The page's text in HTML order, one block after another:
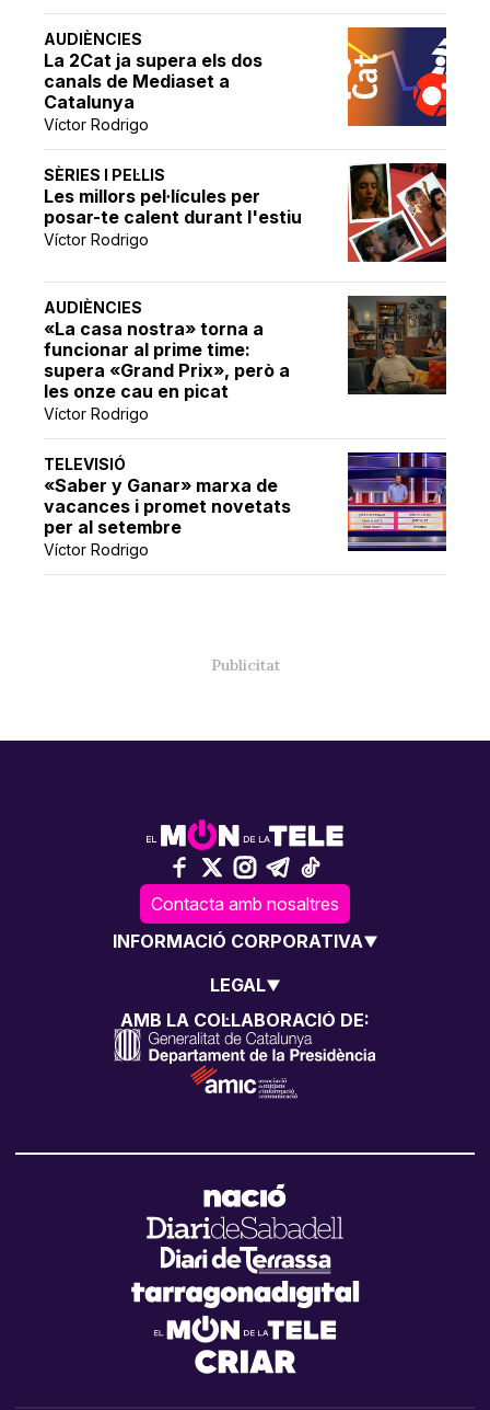
AUDIÈNCIES
La 2Cat ja supera els dos
canals de Mediaset a
Catalunya
Víctor Rodrigo
SÈRIES I PEL·LIS
Les millors pel·lícules per
posar-te calent durant l'estiu
Víctor Rodrigo
AUDIÈNCIES
«La casa nostra» torna a
funcionar al prime time:
supera «Grand Prix», però a
les onze cau en picat
Víctor Rodrigo
TELEVISIÓ
«Saber y Ganar» marxa de
vacances i promet novetats
per al setembre
Víctor Rodrigo
Contacta amb nosaltres
INFORMACIÓ CORPORATIVA
LEGAL
AMB LA COL·LABORACIÓ DE: